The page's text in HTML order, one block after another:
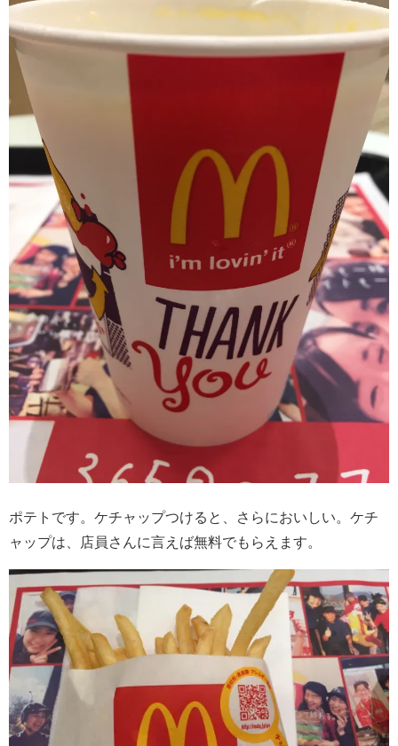
ポテトです。ケチャップつけると、さらにおいしい。ケチ
ャップは、店員さんに言えば無料でもらえます。